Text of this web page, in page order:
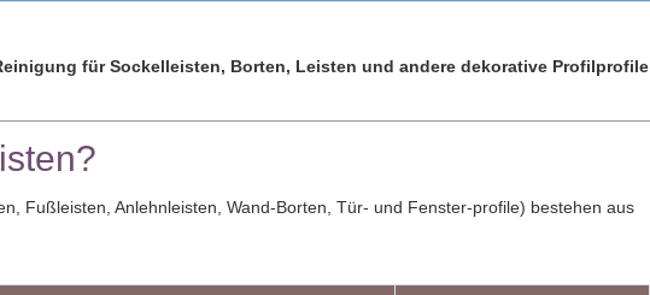
für Sockelleisten, Borten, Leisten und andere dekorative Profilprofile
Fußleisten, Anlehnleisten, Wand‑Borten, Tür‑ und Fenster‑profile) bestehen aus